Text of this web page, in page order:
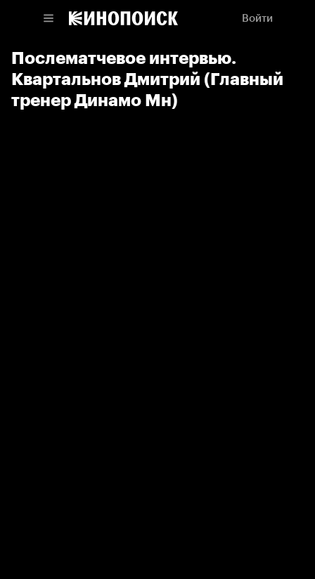
Войти
Послематчевое интервью.
Квартальнов Дмитрий (Главный
тренер Динамо Мн)